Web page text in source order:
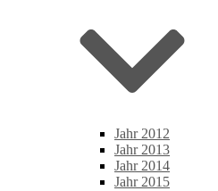
Jahr 2012
Jahr 2013
Jahr 2014
Jahr 2015